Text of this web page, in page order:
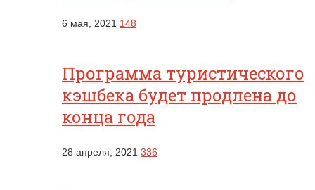
6 мая, 2021 148
Программа туристического
кэшбека будет продлена до
конца года
28 апреля, 2021 336